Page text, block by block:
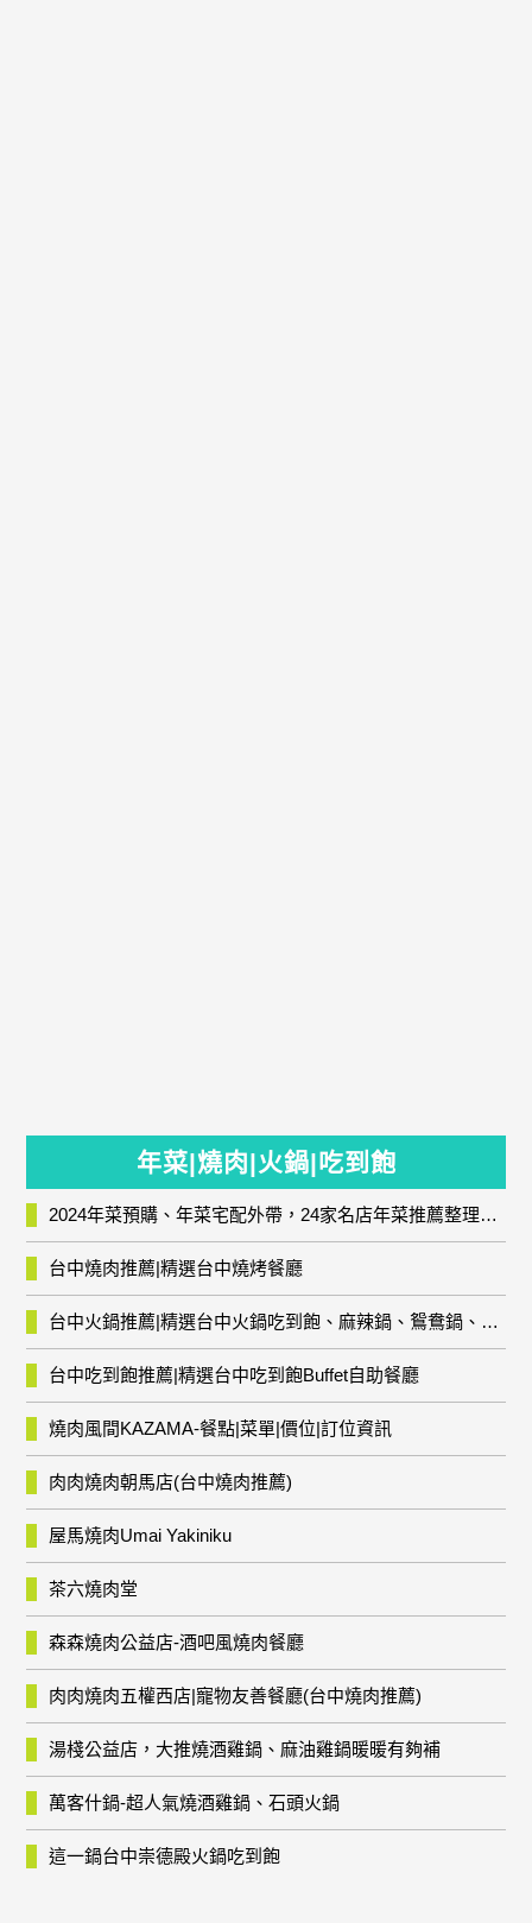
年菜|燒肉|火鍋|吃到飽
2024年菜預購、年菜宅配外帶，24家名店年菜推薦整理，圍爐輕鬆上菜團圓趣
台中燒肉推薦|精選台中燒烤餐廳
台中火鍋推薦|精選台中火鍋吃到飽、麻辣鍋、鴛鴦鍋、石頭火鍋、酸菜白肉鍋、海鮮鍋、燒酒雞、麻油雞、壽喜燒等熱門人氣火鍋店!
台中吃到飽推薦|精選台中吃到飽Buffet自助餐廳
燒肉風間KAZAMA-餐點|菜單|價位|訂位資訊
肉肉燒肉朝馬店(台中燒肉推薦)
屋馬燒肉Umai Yakiniku
茶六燒肉堂
森森燒肉公益店-酒吧風燒肉餐廳
肉肉燒肉五權西店|寵物友善餐廳(台中燒肉推薦)
湯棧公益店，大推燒酒雞鍋、麻油雞鍋暖暖有夠補
萬客什鍋-超人氣燒酒雞鍋、石頭火鍋
這一鍋台中崇德殿火鍋吃到飽